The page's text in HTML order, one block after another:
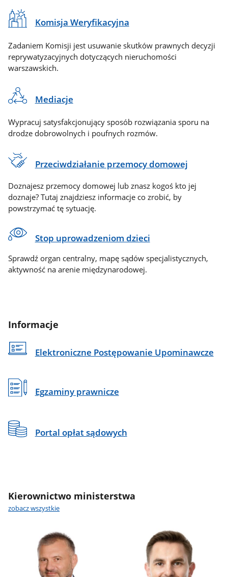
Komisja Weryfikacyjna
Zadaniem Komisji jest usuwanie skutków prawnych decyzji
reprywatyzacyjnych dotyczących nieruchomości
warszawskich.
Mediacje
Wypracuj satysfakcjonujący sposób rozwiązania sporu na
drodze dobrowolnych i poufnych rozmów.
Przeciwdziałanie przemocy domowej
Doznajesz przemocy domowej lub znasz kogoś kto jej
doznaje? Tutaj znajdziesz informacje co zrobić, by
powstrzymać tę sytuację.
Stop uprowadzeniom dzieci
Sprawdź organ centralny, mapę sądów specjalistycznych,
aktywność na arenie międzynarodowej.
Informacje
Elektroniczne Postępowanie Upominawcze
Egzaminy prawnicze
Portal opłat sądowych
Kierownictwo ministerstwa
zobacz wszystkie